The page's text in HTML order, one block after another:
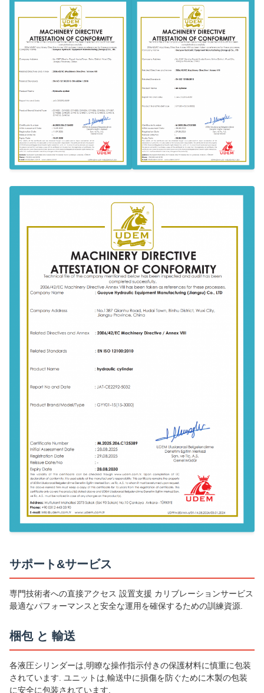
サポート&サービス
専門技術者への直接アクセス 設置支援 カリブレーションサービス
最適なパフォーマンスと安全な運用を確保するための訓練資源.
梱包 と 輸送
各液圧シリンダーは,明瞭な操作指示付きの保護材料に慎重に包装
されています. ユニットは,輸送中に損傷を防ぐために木製の包装
に安全に包装されています.